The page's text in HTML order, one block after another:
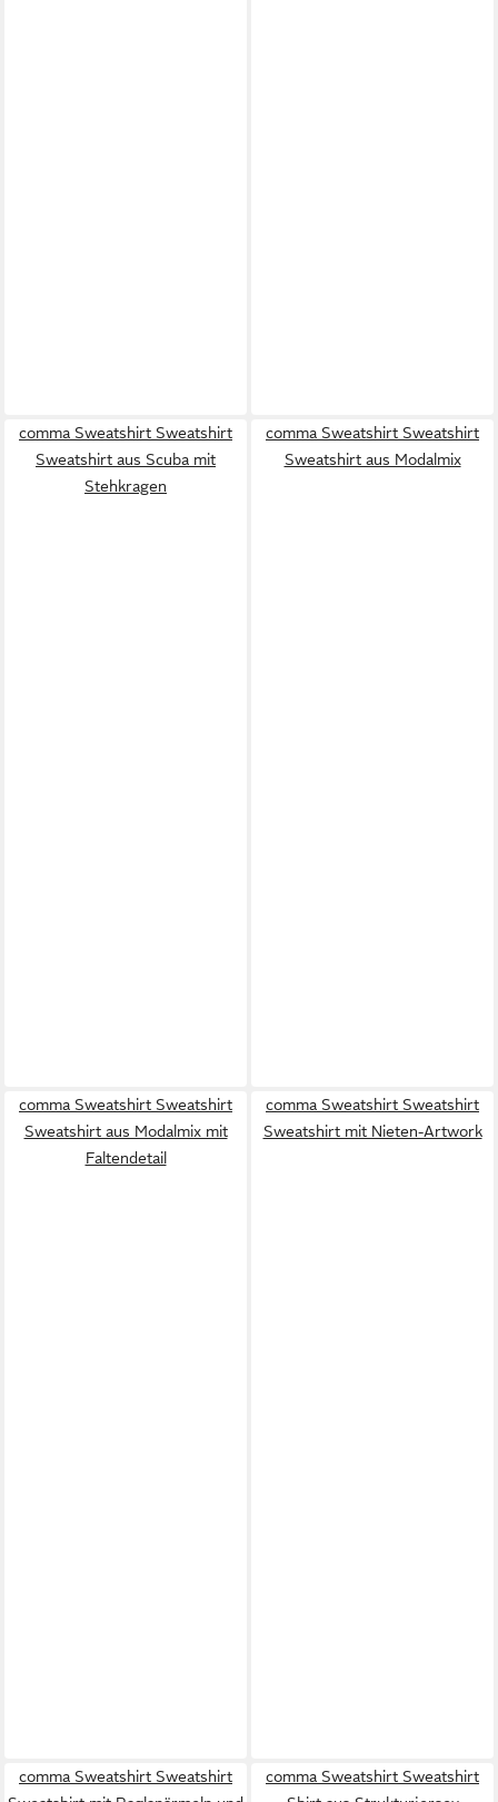
comma Sweatshirt Sweatshirt
Sweatshirt aus Scuba mit
Stehkragen
comma Sweatshirt Sweatshirt
Sweatshirt aus Modalmix
comma Sweatshirt Sweatshirt
Sweatshirt aus Modalmix mit
Faltendetail
comma Sweatshirt Sweatshirt
Sweatshirt mit Nieten-Artwork
comma Sweatshirt Sweatshirt
comma Sweatshirt Sweatshirt